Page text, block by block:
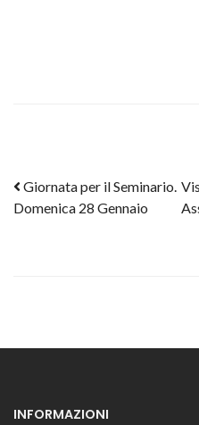
Post navigation
Giornata per il Seminario.
Domenica 28 Gennaio
INFORMAZIONI